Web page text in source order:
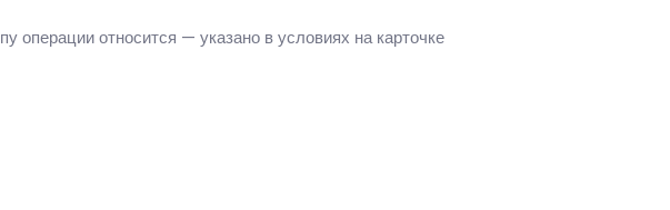
операции относится — указано в условиях на карточке